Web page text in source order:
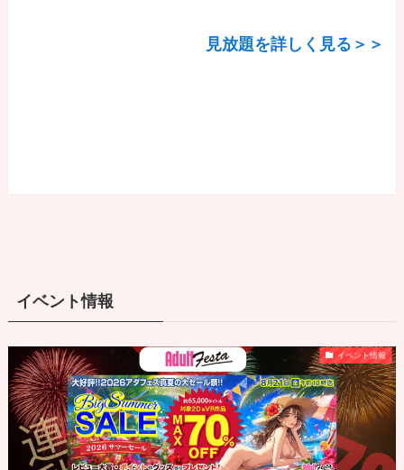
見放題を詳しく見る＞＞
イベント情報
イベント情報